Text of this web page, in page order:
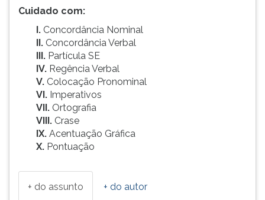
Cuidado com:
I. Concordância Nominal
II. Concordância Verbal
III. Partícula SE
IV. Regência Verbal
V. Colocação Pronominal
VI. Imperativos
VII. Ortografia
VIII. Crase
IX. Acentuação Gráfica
X. Pontuação
+ do assunto + do autor